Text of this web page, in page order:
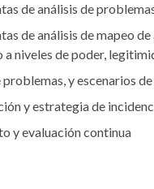
de análisis de
de análisis de mapeo
a niveles de poder,
y escenarios
y estrategia de
y evaluación continua